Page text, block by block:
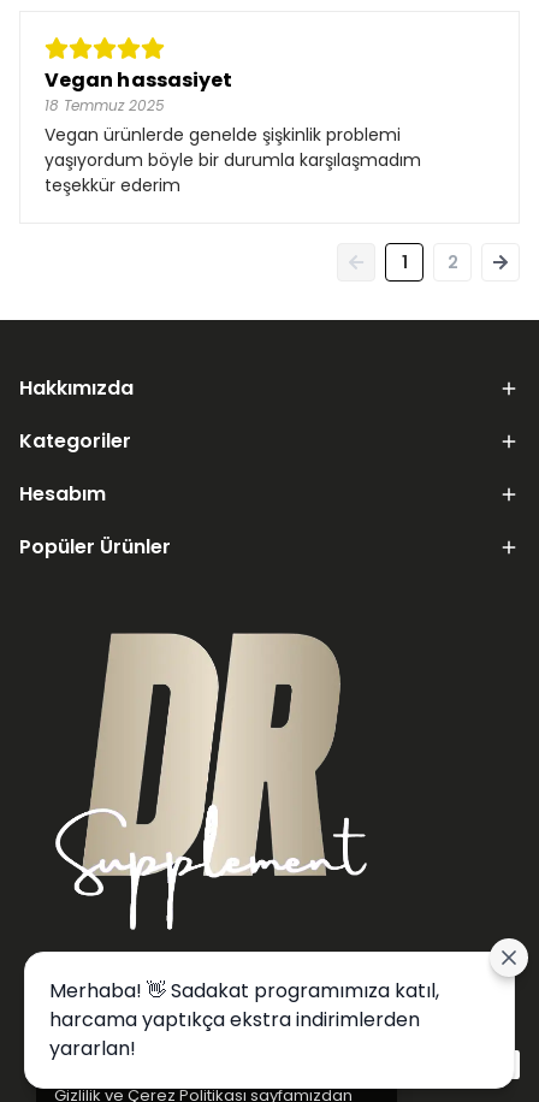
Alışveriş deneyiminizi iyileştirmek için
yasal düzenlemelere uygun çerezler
Gizlilik ve Çerez Politikasısayfamızdan
Vegan hassasiyet
18 Temmuz 2025
Vegan ürünlerde genelde şişkinlik problemi
yaşıyordum böyle bir durumla karşılaşmadım
teşekkür ederim
1 2
Hakkımızda
Kategoriler
Hesabım
Popüler Ürünler
Merhaba! 👋 Sadakat programımıza katıl,
harcama yaptıkça ekstra indirimlerden
yararlan!